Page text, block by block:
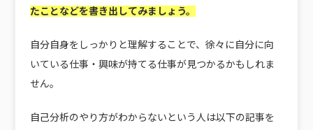
たことなどを書き出してみましょう。
自分自身をしっかりと理解することで、徐々に自分に向
いている仕事・興味が持てる仕事が見つかるかもしれま
せん。
自己分析のやり方がわからないという人は以下の記事を